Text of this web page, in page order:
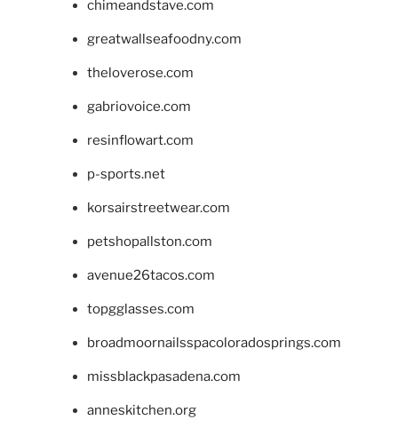
chimeandstave.com
greatwallseafoodny.com
theloverose.com
gabriovoice.com
resinflowart.com
p-sports.net
korsairstreetwear.com
petshopallston.com
avenue26tacos.com
topgglasses.com
broadmoornailsspacoloradosprings.com
missblackpasadena.com
anneskitchen.org